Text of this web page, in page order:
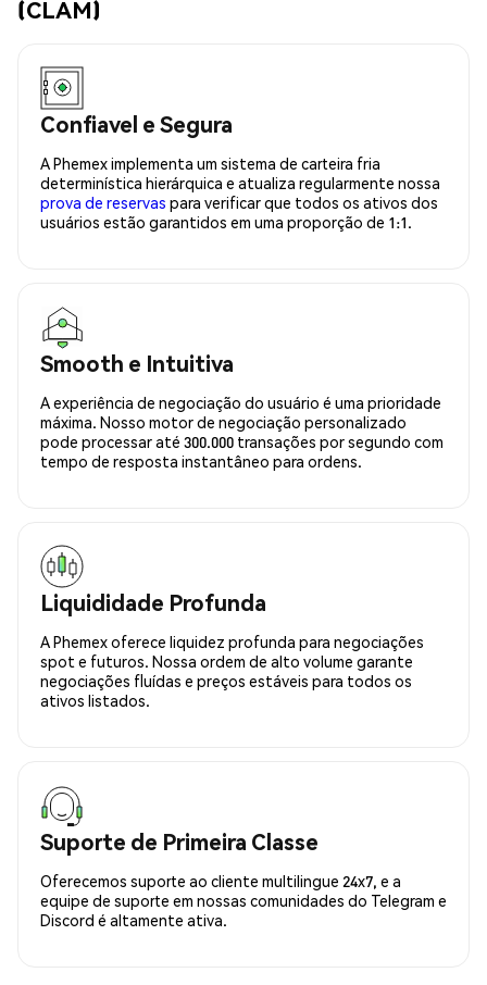
(CLAM)
Confiavel e Segura
A Phemex implementa um sistema de carteira fria
determinística hierárquica e atualiza regularmente nossa
prova de reservas para verificar que todos os ativos dos
usuários estão garantidos em uma proporção de 1:1.
Smooth e Intuitiva
A experiência de negociação do usuário é uma prioridade
máxima. Nosso motor de negociação personalizado
pode processar até 300.000 transações por segundo com
tempo de resposta instantâneo para ordens.
Liquididade Profunda
A Phemex oferece liquidez profunda para negociações
spot e futuros. Nossa ordem de alto volume garante
negociações fluídas e preços estáveis para todos os
ativos listados.
Suporte de Primeira Classe
Oferecemos suporte ao cliente multilingue 24x7, e a
equipe de suporte em nossas comunidades do Telegram e
Discord é altamente ativa.